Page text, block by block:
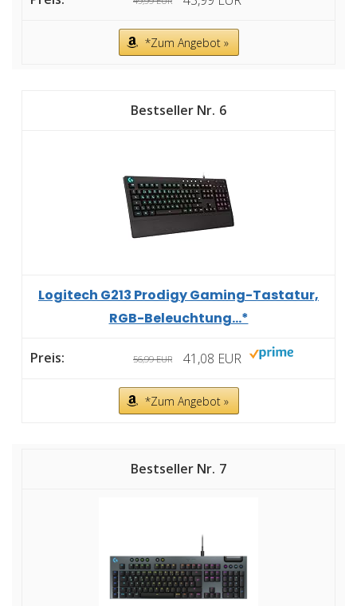
*Zum Angebot »
6
Logitech G213 Prodigy Gaming-Tastatur,
RGB-Beleuchtung...*
56,99 EUR 41,08 EUR
*Zum Angebot »
7